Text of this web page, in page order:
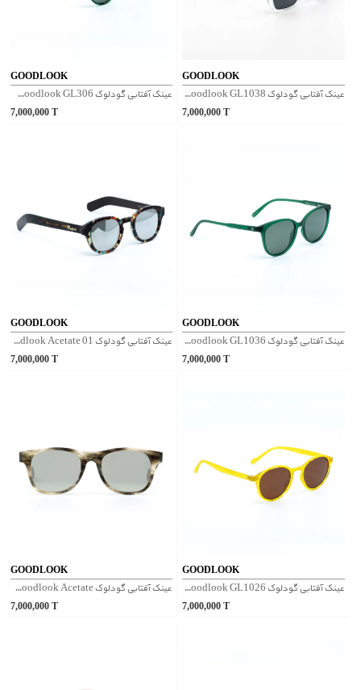
GOODLOOK
عینک آفتابی گودلوک Goodlook GL306 - سبز براق
7,000,000T
GOODLOOK
عینک آفتابی گودلوک Goodlook GL1038 - آبی
7,000,000 T
GOODLOOK
عینک آفتابی گودلوک Goodlook Acetate 01 - پلنگی روشن
7,000,000T
GOODLOOK
عینک آفتابی گودلوک Goodlook GL1036 - سبز
7,000,000 T
GOODLOOK
عینک آفتابی گودلوک Goodlook Acetate - پلنگی
7,000,000T
GOODLOOK
عینک آفتابی گودلوک Goodlook GL1026 - زرد
7,000,000 T